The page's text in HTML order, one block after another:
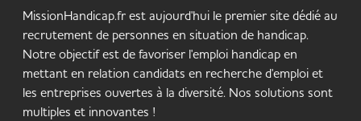
MissionHandicap.fr est aujourd'hui le premier site dédié au
recrutement de personnes en situation de handicap.
Notre objectif est de favoriser l'emploi handicap en
mettant en relation candidats en recherche d'emploi et
les entreprises ouvertes à la diversité. Nos solutions sont
multiples et innovantes !